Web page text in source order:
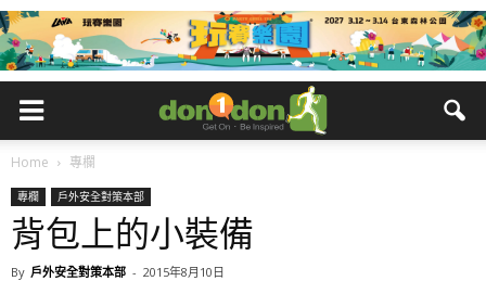
Home 專欄
專欄 戶外安全對策本部
背包上的小裝備
By 戶外安全對策本部 - 2015年8月10日